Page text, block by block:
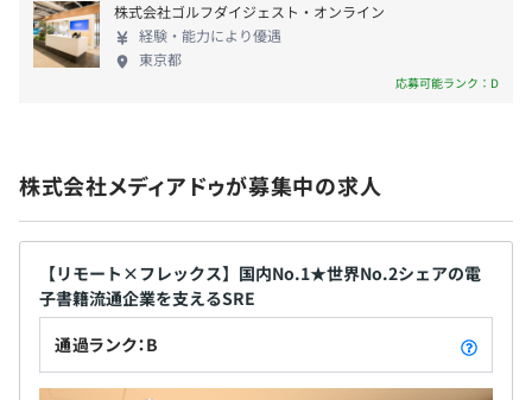
株式会社ゴルフダイジェスト・オンライン
経験・能力により優遇
東京都
応募可能ランク：D
株式会社メディアドゥが募集中の求人
【リモート×フレックス】国内No.1★世界No.2シェアの電
子書籍流通企業を支えるSRE
通過ランク：B